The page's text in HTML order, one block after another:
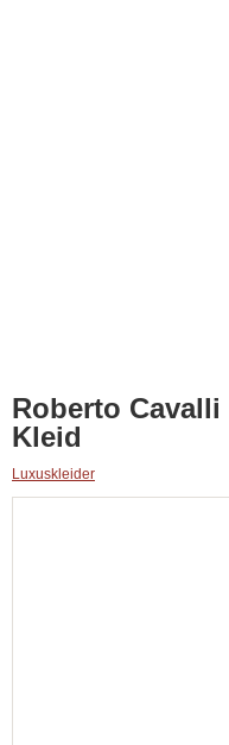
Roberto
Kleid
Luxuskleider